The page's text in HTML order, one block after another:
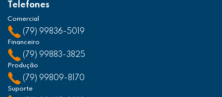
Telefones
Comercial
(79) 99836-5019
Financeiro
(79) 99883-3825
Produção
(79) 99809-8170
Suporte